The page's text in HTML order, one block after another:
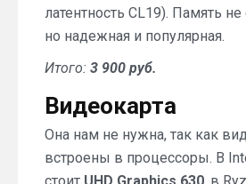
латентность CL19). Память
но надежная и популярная.
Итого: 3 900 руб.
Видеокарта
Она нам не нужна, так как
встроены в процессоры. В